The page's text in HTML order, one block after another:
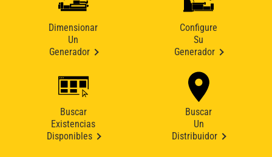
Dimensionar
Un
Generador
Configure
Su
Generador
Buscar
Existencias
Disponibles
Buscar
Un
Distribuidor